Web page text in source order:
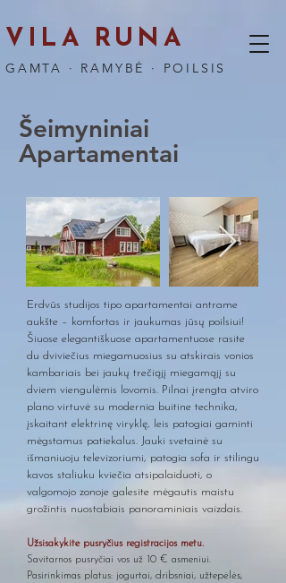
VILA RUNA
GAMTA · RAMYBĖ · POILSIS
Šeimyniniai
Apartamentai
Erdvūs studijos tipo apartamentai antrame
aukšte – komfortas ir jaukumas jūsų poilsiui!
Šiuose elegantiškuose apartamentuose rasite
du dviviečius miegamuosius su atskirais vonios
kambariais bei jaukų trečiąjį miegamąjį su
dviem viengulėmis lovomis. Pilnai įrengta atviro
plano virtuvė su modernia buitine technika,
įskaitant elektrinę viryklę, leis patogiai gaminti
mėgstamus patiekalus. Jauki svetainė su
išmaniuoju televizoriumi, patogia sofa ir stilingu
kavos staliuku kviečia atsipalaiduoti, o
valgomojo zonoje galesite mėgautis maistu
grožintis nuostabiais panoraminiais vaizdais.
Užsisakykite pusryčius registracijos metu.
​Savitarnos pusryčiai vos už 10 € asmeniui.
Pasirinkimas platus: jogurtai, dribsniai, užtepėlės,